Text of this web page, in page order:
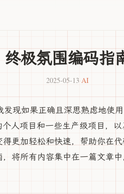
终极氛围编码指
2025-05-13·AI
发现如果正确且深思熟虑地使
人项目和一些生产级项目，
更加轻松和快速，帮助你在
将所有内容集中在一篇文章中